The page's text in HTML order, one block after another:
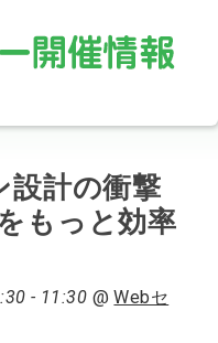
設計の衝撃
もっと効率
- 11:30 @Webセ